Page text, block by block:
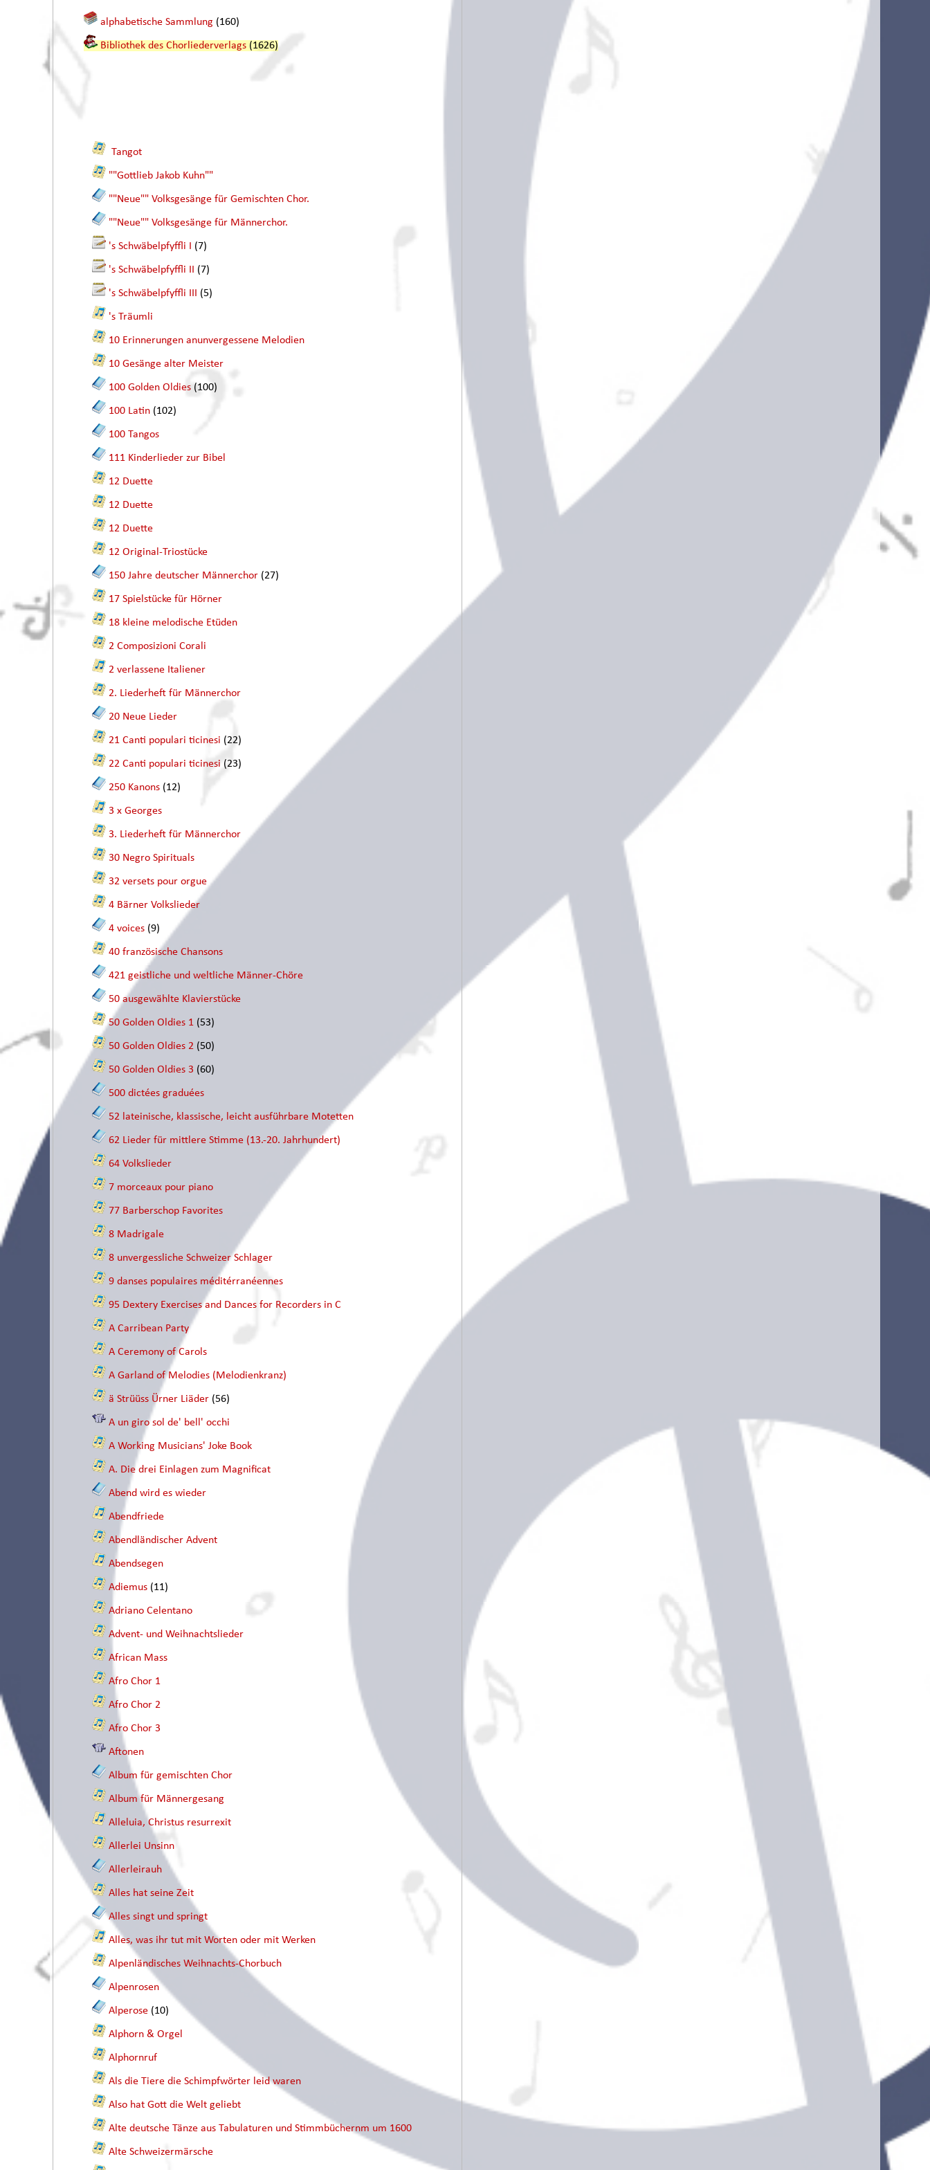
alphabetische Sammlung (160)
Bibliothek des Chorliederverlags (1626)
Tangot
""Gottlieb Jakob Kuhn""
""Neue"" Volksgesänge für Gemischten Chor.
""Neue"" Volksgesänge für Männerchor.
's Schwäbelpfyffli I (7)
's Schwäbelpfyffli II (7)
's Schwäbelpfyffli III (5)
's Träumli
10 Erinnerungen anunvergessene Melodien
10 Gesänge alter Meister
100 Golden Oldies (100)
100 Latin (102)
100 Tangos
111 Kinderlieder zur Bibel
12 Duette
12 Duette
12 Duette
12 Original-Triostücke
150 Jahre deutscher Männerchor (27)
17 Spielstücke für Hörner
18 kleine melodische Etüden
2 Composizioni Corali
2 verlassene Italiener
2. Liederheft für Männerchor
20 Neue Lieder
21 Canti populari ticinesi (22)
22 Canti populari ticinesi (23)
250 Kanons (12)
3 x Georges
3. Liederheft für Männerchor
30 Negro Spirituals
32 versets pour orgue
4 Bärner Volkslieder
4 voices (9)
40 französische Chansons
421 geistliche und weltliche Männer-Chöre
50 ausgewählte Klavierstücke
50 Golden Oldies 1 (53)
50 Golden Oldies 2 (50)
50 Golden Oldies 3 (60)
500 dictées graduées
52 lateinische, klassische, leicht ausführbare Motetten
62 Lieder für mittlere Stimme (13.-20. Jahrhundert)
64 Volkslieder
7 morceaux pour piano
77 Barberschop Favorites
8 Madrigale
8 unvergessliche Schweizer Schlager
9 danses populaires méditérranéennes
95 Dextery Exercises and Dances for Recorders in C
A Carribean Party
A Ceremony of Carols
A Garland of Melodies (Melodienkranz)
ä Strüüss Ürner Liäder (56)
A un giro sol de' bell' occhi
A Working Musicians' Joke Book
A. Die drei Einlagen zum Magnificat
Abend wird es wieder
Abendfriede
Abendländischer Advent
Abendsegen
Adiemus (11)
Adriano Celentano
Advent- und Weihnachtslieder
African Mass
Afro Chor 1
Afro Chor 2
Afro Chor 3
Aftonen
Album für gemischten Chor
Album für Männergesang
Alleluia, Christus resurrexit
Allerlei Unsinn
Allerleirauh
Alles hat seine Zeit
Alles singt und springt
Alles, was ihr tut mit Worten oder mit Werken
Alpenländisches Weihnachts-Chorbuch
Alpenrosen
Alperose (10)
Alphorn & Orgel
Alphornruf
Als die Tiere die Schimpfwörter leid waren
Also hat Gott die Welt geliebt
Alte deutsche Tänze aus Tabulaturen und Stimmbüchernm um 1600
Alte Schweizermärsche